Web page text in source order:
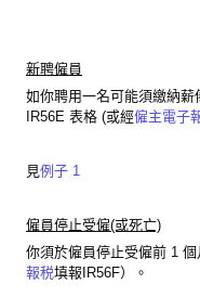
新聘僱員
如你聘用一名可能須繳納
IR56E 表格 (或經僱主電子
見例子 1
僱員停止受僱(或死亡)
你須於僱員停止受僱前 1
報税填報IR56F）。